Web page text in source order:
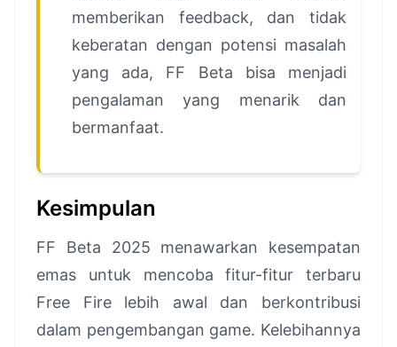
memberikan feedback, dan tidak
keberatan dengan potensi masalah
yang ada, FF Beta bisa menjadi
pengalaman yang menarik dan
bermanfaat.
Kesimpulan
FF Beta 2025 menawarkan kesempatan
emas untuk mencoba fitur-fitur terbaru
Free Fire lebih awal dan berkontribusi
dalam pengembangan game. Kelebihannya